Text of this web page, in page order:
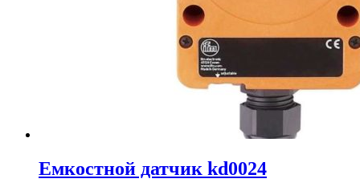
Емкостной датчик kd0024